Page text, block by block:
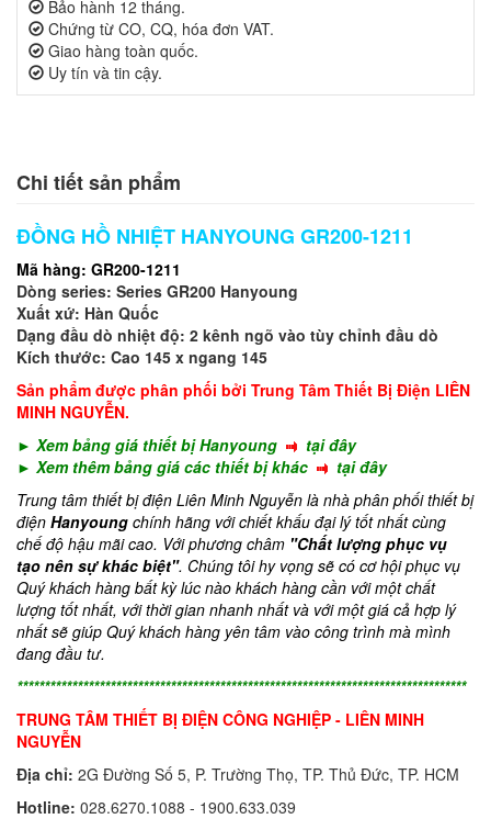
Bảo hành 12 tháng.
Chứng từ CO, CQ, hóa đơn VAT.
Giao hàng toàn quốc.
Uy tín và tin cậy.
Chi tiết sản phẩm
ĐỒNG HỒ NHIỆT HANYOUNG GR200-1211
Mã hàng: GR200-1211
Dòng series: Series GR200 Hanyoung
Xuất xứ: Hàn Quốc
Dạng đầu dò nhiệt độ: 2 kênh ngõ vào tùy chỉnh đầu dò
Kích thước: Cao 145 x ngang 145
Sản phẩm được phân phối bởi Trung Tâm Thiết Bị Điện LIÊN
MINH NGUYỄN.
► Xem bảng giá thiết bị Hanyoung
tại đây
► Xem thêm bảng giá các thiết bị khác
tại đây
Trung tâm thiết bị điện Liên Minh Nguyễn là nhà phân phối thiết bị
điện Hanyoung chính hãng với chiết khấu đại lý tốt nhất cùng
chế độ hậu mãi cao. Với phương châm "Chất lượng phục vụ
tạo nên sự khác biệt". Chúng tôi hy vọng sẽ có cơ hội phục vụ
Quý khách hàng bất kỳ lúc nào khách hàng cần với một chất
lượng tốt nhất, với thời gian nhanh nhất và với một giá cả hợp lý
nhất sẽ giúp Quý khách hàng yên tâm vào công trình mà mình
đang đầu tư.
**********************************************************************************
TRUNG TÂM THIẾT BỊ ĐIỆN CÔNG NGHIỆP - LIÊN MINH
NGUYỄN
Địa chỉ: 2G Đường Số 5, P. Trường Thọ, TP. Thủ Đức, TP. HCM
Hotline: 028.6270.1088 - 1900.633.039